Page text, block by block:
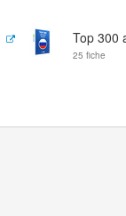
Top 300
25 fiche